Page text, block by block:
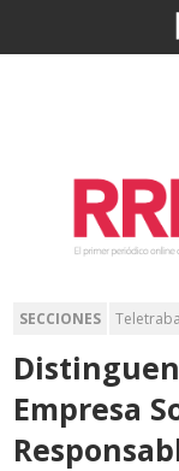
SECCIONES
Empresa